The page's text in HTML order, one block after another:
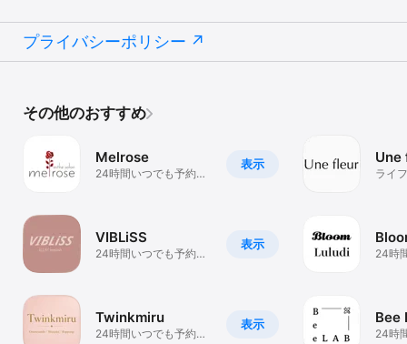
プライバシーポリシー
その他のおすすめ
表示
Melrose
24時間いつでも予約で
表示
VIBLiSS
24時間いつでも予約で
表示
Twinkmiru
24時間いつでも予約で
Une
ライ
24時
Bee
24時